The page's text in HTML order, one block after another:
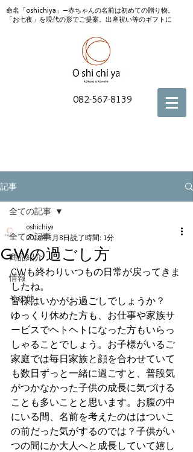
命名「oshichiya」—赤ちゃんの名前は初めての贈り物。
「お七夜」を現代の形でご提案。出産祝い等のギフトに
082-567-8139
記事
全ての記事
商品紹介
情報
その他
全ての記事
GWの過ごし方
oshichiya
2018年5月8日 読了時間: 1分
GWも終わりいつもの日常が戻ってきま
したね。
皆様はいかがお過ごしでしょうか？
ゆっくり休めた方も、お仕事や家族サ
ービスでヘトヘトになった方もいらっ
しゃることでしょう。お子様がいるご
家庭では毎日家族と顔を合わせていて
も数日ずっと一緒に過ごすと、普段気
がつかなかった子供の成長に気づける
ことも多いことと思います。お腹の中
にいる間、名前を考えたのははついこ
の前だった気がするのでは？子供がい
つの間にか大人へと成長していて嬉し